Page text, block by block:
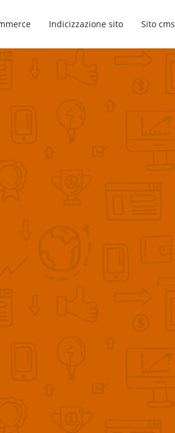
Indicizzazione sito Sito cms